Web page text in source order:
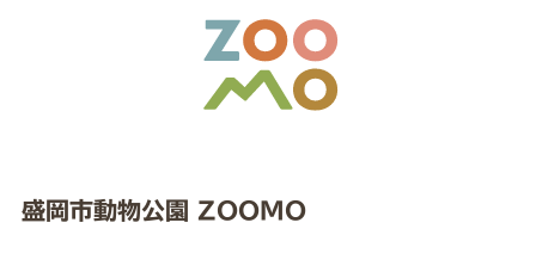
盛岡市動物公園 ZOOMO